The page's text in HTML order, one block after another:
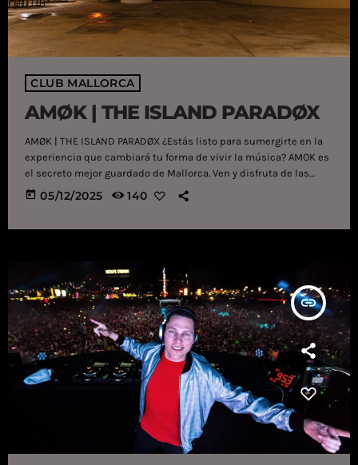
CLUB MALLORCA
AMØK | THE ISLAND PARADØX
AMØK | THE ISLAND PARADØX ¿Estás listo para sumergirte en la
experiencia que cambiará tu forma de vivir la música? AMOK es
el secreto mejor guardado de Mallorca. Ven y disfruta de las
mejores fiestas con diferentes estilos de música. Te esperamos
en AMOK. AMOK is Mallorca's best kept secret. Come and enjoy
today 05/12/2025 140
insert_link